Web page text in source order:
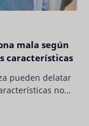
mala según
características
pueden delatar
no